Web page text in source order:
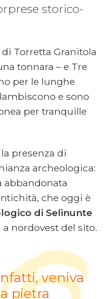
storico-
Torretta Granitola
tonnara – e Tre
per le lunghe
e sono
per tranquille
presenza di
archeologica:
abbandonata
che oggi è
di Selinunte
a nordovest del sito.
veniva
pietra